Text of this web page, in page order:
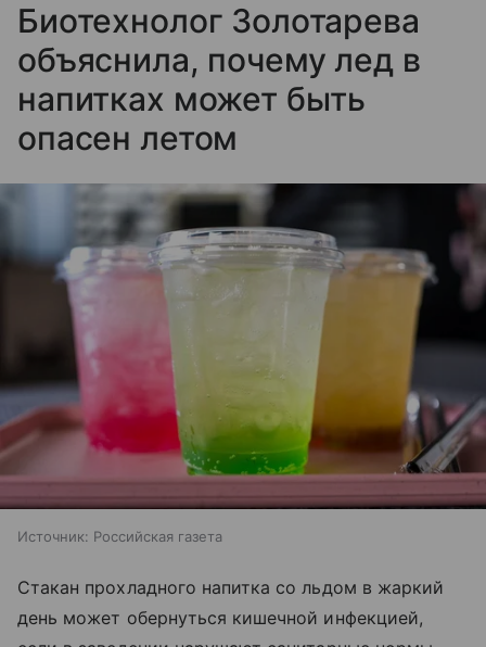
Биотехнолог Золотарева
объяснила, почему лед в
напитках может быть
опасен летом
Источник: Российская газета
Стакан прохладного напитка со льдом в жаркий
день может обернуться кишечной инфекцией,